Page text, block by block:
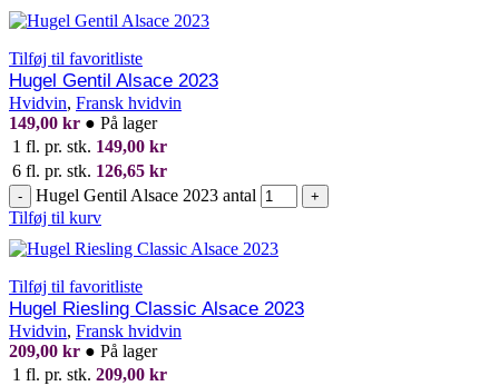
Tilføj til favoritliste
Hugel Gentil Alsace 2023
Hvidvin, Fransk hvidvin
149,00 kr ● På lager
1 fl. pr. stk. 149,00 kr
6 fl. pr. stk. 126,65 kr
- Hugel Gentil Alsace 2023 antal +
Tilføj til kurv
Tilføj til favoritliste
Hugel Riesling Classic Alsace 2023
Hvidvin, Fransk hvidvin
209,00 kr ● På lager
1 fl. pr. stk. 209,00 kr